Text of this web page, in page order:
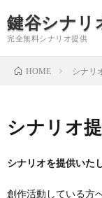
鍵谷シナリ
完全無料シナリオ提供
HOME シナリ
シナリオ
シナリオを提供いた
創作活動している方